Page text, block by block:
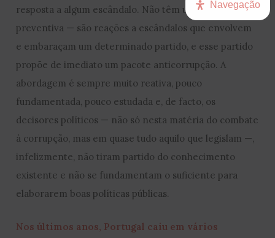
resposta a algum escândalo. Não têm uma função
preventiva — são reações a escândalos que envolvem
e embaraçam um determinado partido, e esse partido
propõe de imediato um pacote anticorrupção. A
abordagem é sempre muito reativa, pouco
fundamentada, pouco estudada e, de facto, os
decisores políticos — não só nesta matéria do combate
à corrupção, mas em quase tudo aquilo que legislam —,
infelizmente, não tiram partido do conhecimento
existente e não se fundamentam o suficiente para
elaborarem boas políticas públicas.
Nos últimos anos, Portugal caiu em vários
Navegação